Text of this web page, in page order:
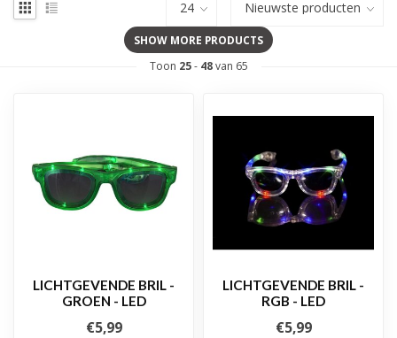
SHOW MORE PRODUCTS
Toon 25- 48van 65
LICHTGEVENDE BRIL -
GROEN - LED
€5,99
LICHTGEVENDE BRIL -
RGB - LED
€5,99